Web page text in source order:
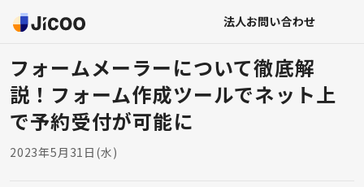
法人お問い合わせ
フォームメーラーについて徹底解
説！フォーム作成ツールでネット上
で予約受付が可能に
2023年5月31日(水)